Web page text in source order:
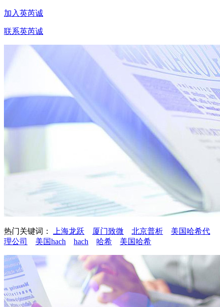
加入英芮诚
联系英芮诚
热门关键词： 上海龙跃 厦门致微 北京普析
美国哈希代
理公司
美国hach hach 哈希 美国哈希